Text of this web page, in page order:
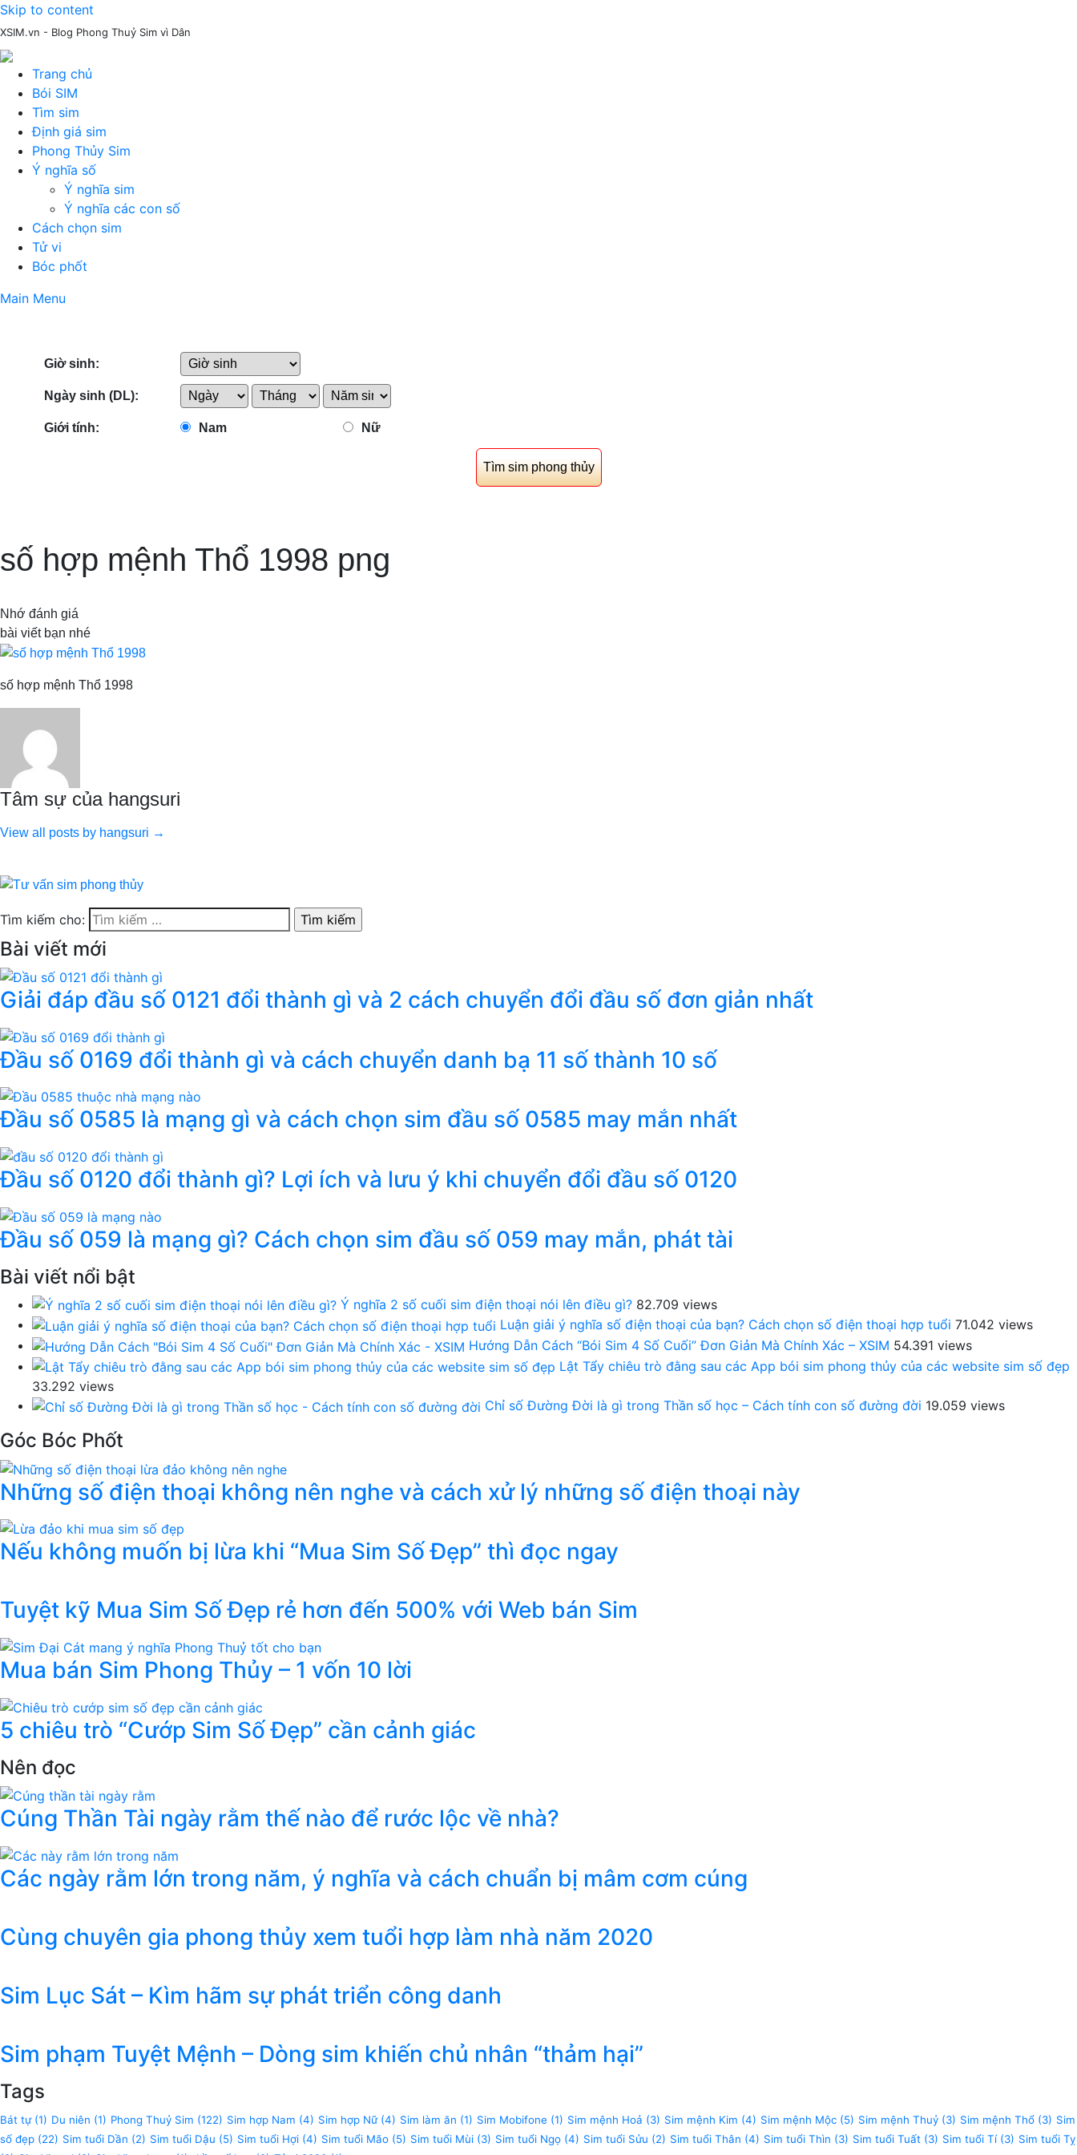
Skip to content
XSIM.vn - Blog Phong Thuỷ Sim vì Dân
Trang chủ
Bói SIM
Tìm sim
Định giá sim
Phong Thủy Sim
Ý nghĩa số
Ý nghĩa sim
Ý nghĩa các con số
Cách chọn sim
Tử vi
Bóc phốt
Main Menu
Giờ sinh:
Ngày sinh (DL):
Giới tính: Nam Nữ
số hợp mệnh Thổ 1998 png
Nhớ đánh giá
bài viết bạn nhé
số hợp mệnh Thổ 1998
Tâm sự của hangsuri
View all posts by hangsuri →
Tìm kiếm cho:
Bài viết mới
Giải đáp đầu số 0121 đổi thành gì và 2 cách chuyển đổi đầu số đơn giản nhất
Đầu số 0169 đổi thành gì và cách chuyển danh bạ 11 số thành 10 số
Đầu số 0585 là mạng gì và cách chọn sim đầu số 0585 may mắn nhất
Đầu số 0120 đổi thành gì? Lợi ích và lưu ý khi chuyển đổi đầu số 0120
Đầu số 059 là mạng gì? Cách chọn sim đầu số 059 may mắn, phát tài
Bài viết nổi bật
Ý nghĩa 2 số cuối sim điện thoại nói lên điều gì? 82.709 views
Luận giải ý nghĩa số điện thoại của bạn? Cách chọn số điện thoại hợp tuổi 71.042 views
Hướng Dẫn Cách “Bói Sim 4 Số Cuối” Đơn Giản Mà Chính Xác – XSIM 54.391 views
Lật Tẩy chiêu trò đằng sau các App bói sim phong thủy của các website sim số đẹp
33.292 views
Chỉ số Đường Đời là gì trong Thần số học – Cách tính con số đường đời 19.059 views
Góc Bóc Phốt
Những số điện thoại không nên nghe và cách xử lý những số điện thoại này
Nếu không muốn bị lừa khi “Mua Sim Số Đẹp” thì đọc ngay
Tuyệt kỹ Mua Sim Số Đẹp rẻ hơn đến 500% với Web bán Sim
Mua bán Sim Phong Thủy – 1 vốn 10 lời
5 chiêu trò “Cướp Sim Số Đẹp” cần cảnh giác
Nên đọc
Cúng Thần Tài ngày rằm thế nào để rước lộc về nhà?
Các ngày rằm lớn trong năm, ý nghĩa và cách chuẩn bị mâm cơm cúng
Cùng chuyên gia phong thủy xem tuổi hợp làm nhà năm 2020
Sim Lục Sát – Kìm hãm sự phát triển công danh
Sim phạm Tuyệt Mệnh – Dòng sim khiến chủ nhân “thảm hại”
Tags
Bát tự(1) Du niên (1) Phong Thuỷ Sim (122) Sim hợp Nam (4) Sim hợp Nữ(4) Sim làm ăn (1) Sim Mobifone (1) Sim mệnh Hoả (3) Sim mệnh Kim (4) Sim mệnh Mộc (5) Sim mệnh Thuỷ (3) Sim mệnh Thổ (3) Sim
số đẹp (22) Sim tuổi Dần (2) Sim tuổi Dậu (5) Sim tuổi Hợi (4) Sim tuổi Mão (5) Sim tuổi Mùi (3) Sim tuổi Ngọ (4) Sim tuổi Sửu (2) Sim tuổi Thân (4) Sim tuổi Thìn (3) Sim tuổi Tuất (3) Sim tuổi Tí(3) Sim tuổi Tỵ